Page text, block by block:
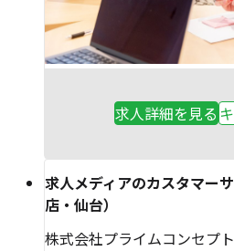
求人詳細を見る
求人メディアのカスタマー
店・仙台）
株式会社プライムコンセプト